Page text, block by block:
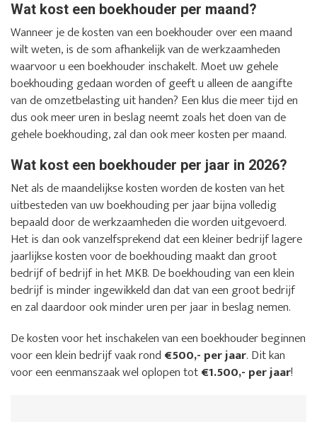
Wat kost een boekhouder per maand?
Wanneer je de kosten van een boekhouder over een maand
wilt weten, is de som afhankelijk van de werkzaamheden
waarvoor u een boekhouder inschakelt. Moet uw gehele
boekhouding gedaan worden of geeft u alleen de aangifte
van de omzetbelasting uit handen? Een klus die meer tijd en
dus ook meer uren in beslag neemt zoals het doen van de
gehele boekhouding, zal dan ook meer kosten per maand.
Wat kost een boekhouder per jaar in 2026?
Net als de maandelijkse kosten worden de kosten van het
uitbesteden van uw boekhouding per jaar bijna volledig
bepaald door de werkzaamheden die worden uitgevoerd.
Het is dan ook vanzelfsprekend dat een kleiner bedrijf lagere
jaarlijkse kosten voor de boekhouding maakt dan groot
bedrijf of bedrijf in het MKB. De boekhouding van een klein
bedrijf is minder ingewikkeld dan dat van een groot bedrijf
en zal daardoor ook minder uren per jaar in beslag nemen.
De kosten voor het inschakelen van een boekhouder beginnen
voor een klein bedrijf vaak rond €500,- per jaar. Dit kan
voor een eenmanszaak wel oplopen tot€1.500,- per jaar!